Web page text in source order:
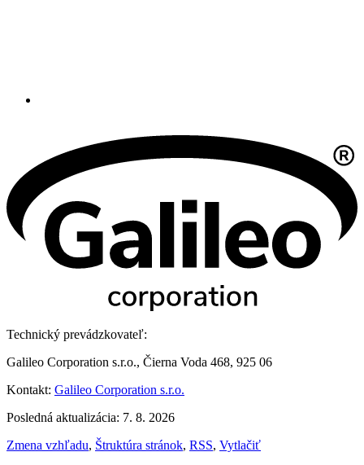
Technický prevádzkovateľ:
Galileo Corporation s.r.o., Čierna Voda 468, 925 06
Kontakt: Galileo Corporation s.r.o.
Posledná aktualizácia: 7. 8. 2026
Zmena vzhľadu, Štruktúra stránok, RSS, Vytlačiť